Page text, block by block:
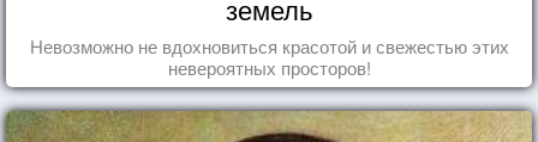
земель
Невозможно не вдохновиться красотой и свежестью этих
невероятных просторов!